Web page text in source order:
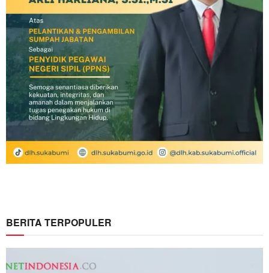
BERITA TERPOPULER